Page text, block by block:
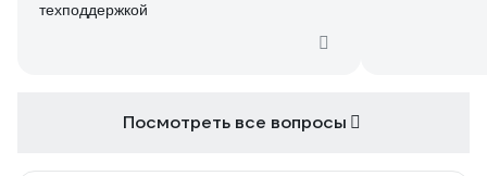
техподдержкой
Посмотреть все вопросы